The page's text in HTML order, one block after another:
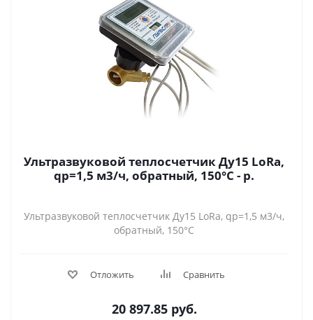
Ультразвуковой теплосчетчик Ду15 LoRa,
qp=1,5 м3/ч, обратный, 150°C - р.
Ультразвуковой теплосчетчик Ду15 LoRa, qp=1,5 м3/ч,
обратный, 150°C
Отложить Сравнить
20 897.85руб.